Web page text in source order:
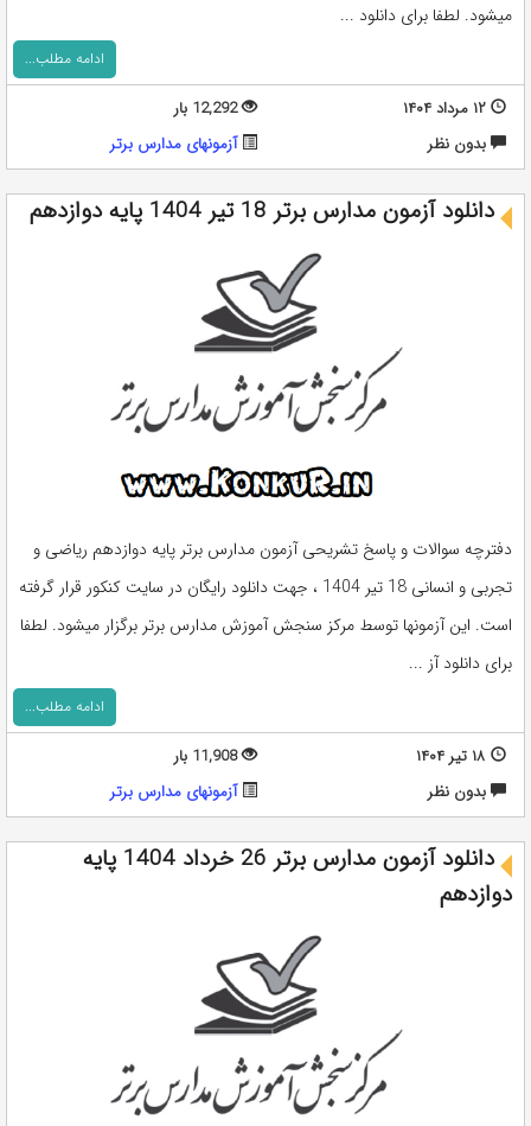
میشود. لطفا برای دانلود ...
ادامه مطلب...
۱۲ مرداد ۱۴۰۴
12,292 بار
بدون نظر
آزمونهای مدارس برتر
دانلود آزمون مدارس برتر 18 تیر 1404 پایه دوازدهم
دفترچه سوالات و پاسخ تشریحی آزمون مدارس برتر پایه دوازدهم ریاضی و
تجربی و انسانی 18 تیر 1404 ، جهت دانلود رایگان در سایت کنکور قرار گرفته
است. این آزمونها توسط مرکز سنجش آموزش مدارس برتر برگزار میشود. لطفا
برای دانلود آز ...
ادامه مطلب...
۱۸ تیر ۱۴۰۴
11,908 بار
بدون نظر
آزمونهای مدارس برتر
دانلود آزمون مدارس برتر 26 خرداد 1404 پایه
دوازدهم